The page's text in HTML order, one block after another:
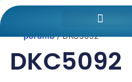
porumb/ DKC5092
DKC5092